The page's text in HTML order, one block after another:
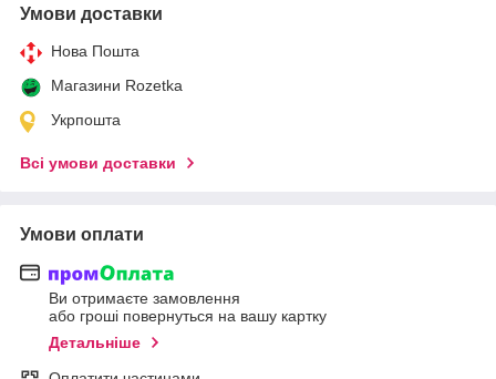
Умови доставки
Нова Пошта
Магазини Rozetka
Укрпошта
Всі умови доставки
Умови оплати
Ви отримаєте замовлення
або гроші повернуться на вашу картку
Детальніше